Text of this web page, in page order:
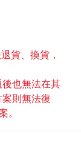
貨、換貨，
後也無法在其
案則無法復
。